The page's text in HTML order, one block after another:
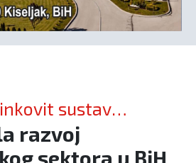
sustav
razvoj
sektora u BiH